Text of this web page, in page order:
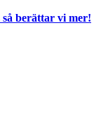
berättar vi mer!